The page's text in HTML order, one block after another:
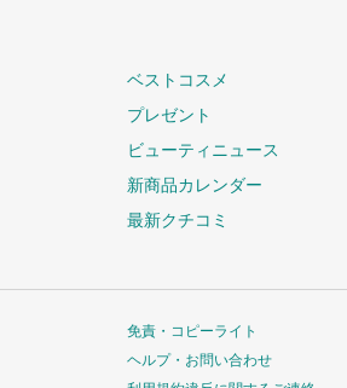
ベストコスメ
プレゼント
ビューティニュース
新商品カレンダー
最新クチコミ
免責・コピーライト
ヘルプ・お問い合わせ